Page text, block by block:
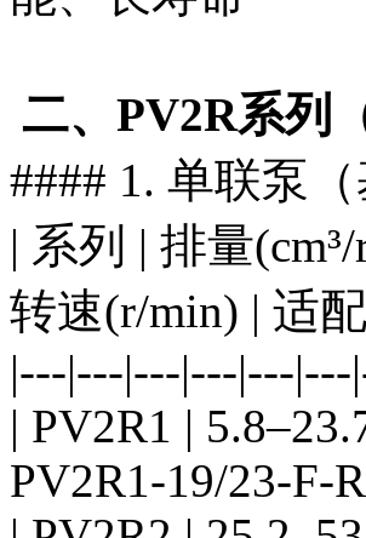
二、PV2R系列
#### 1. 单联泵
| 系列 | 排量
转速(r/min) | 适
|---|---|---|---|---|---
| PV2R1 |
PV2R1-19/23-F-